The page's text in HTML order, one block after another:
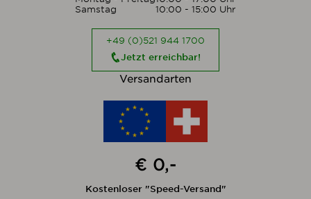
Samstag
10:00 - 15:00 Uhr
+49 (0)521 944 1700
Jetzt erreichbar!
Versandarten
€ 0,-
Kostenloser "Speed-Versand"